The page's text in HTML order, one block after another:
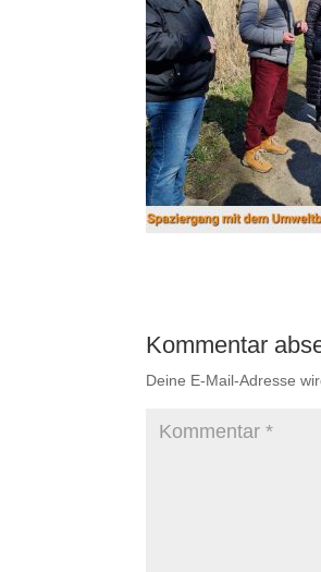
Kommentar
Deine E-Mail-Adresse